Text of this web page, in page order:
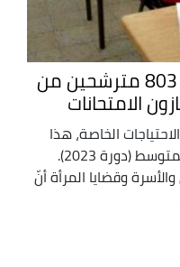
شهادة التعليم المتوسط: 803 مترشحين من
الامتحانات
الخاصة، هذا
الاثنين، امتحانات شهادة التعليم المتوسط (دورة 2023).
وقضايا المرأة أنّ